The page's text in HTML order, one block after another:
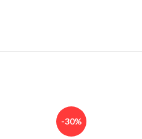
-30%